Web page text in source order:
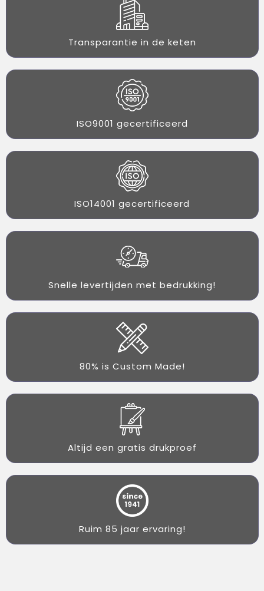
Transparantie in de keten
ISO9001 gecertificeerd
ISO14001 gecertificeerd
Snelle levertijden met bedrukking!
80% is Custom Made!
Altijd een gratis drukproef
Ruim 85 jaar ervaring!